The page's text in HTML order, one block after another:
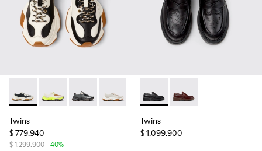
Twins - K201836-010 - Zapatillas blancas de piel para mujer.
Twins - K201836-007 - Sneakers de piel multicolor
Twins - K201836-005 - Sneakers de piel y
Twins - K201836-002
Twins
$ 779.940
$ 1.299.900 -40%
Twins - K201873-001 -
Twins - K201873-
Twins
$ 1.099.900